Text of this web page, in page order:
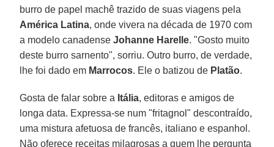
burro de papel machê trazido de suas viagens pela
América Latina, onde vivera na década de 1970 com
a modelo canadenseJohanne Harelle. "Gosto muito
deste burro sarnento", sorriu. Outro burro, de verdade,
lhe foi dado em Marrocos. Ele o batizou de Platão.
Gosta de falar sobre a Itália, editoras e amigos de
longa data. Expressa-se num "fritagnol" descontraído,
uma mistura afetuosa de francês, italiano e espanhol.
Não oferece receitas milagrosas a quem lhe pergunta